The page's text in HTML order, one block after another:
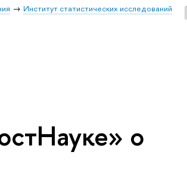
Институт статистических исследований
о